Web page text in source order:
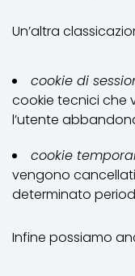
Un’altra
cookie di
cookie tecnici che
l’utente
cookie
vengono
determinato
Infine possiamo